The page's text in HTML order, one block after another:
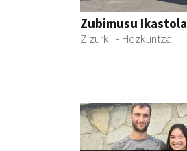
Zubimusu Ikastola
Zizurkil - Hezkuntza